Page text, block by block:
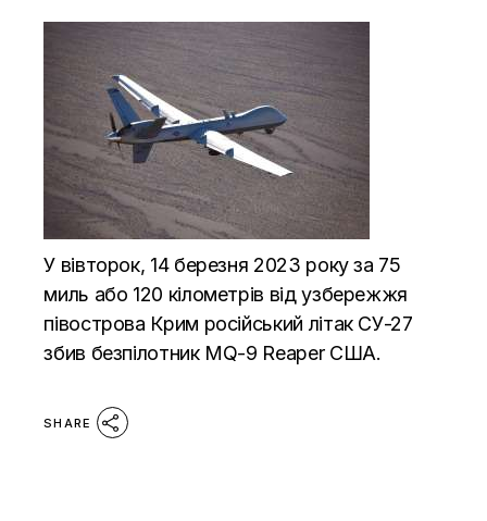
У вівторок, 14 березня 2023 року за 75
миль або 120 кілометрів від узбережжя
півострова Крим російський літак СУ-27
збив безпілотник MQ-9 Reaper США.
SHARE